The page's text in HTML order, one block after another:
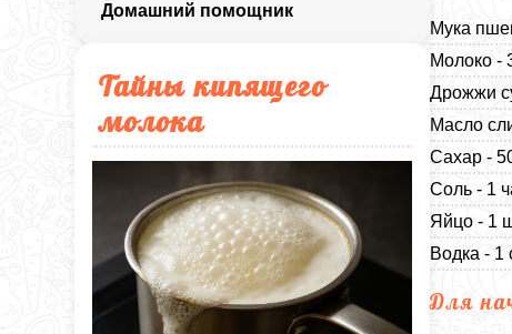
Домашний помощник
Тайны кипящего
молока
Мука
Молоко -
Дрожжи
Масло
Сахар -
Соль - 1
Яйцо - 1
Водка - 1
Для